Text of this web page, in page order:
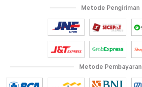
Metode Pembayaran
Metode Pengiriman